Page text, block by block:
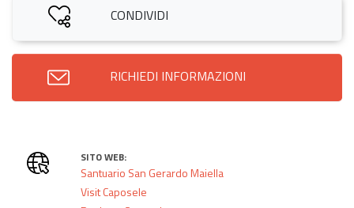
CONDIVIDI
RICHIEDI INFORMAZIONI
SITO WEB:
Santuario San Gerardo Maiella
Visit Caposele